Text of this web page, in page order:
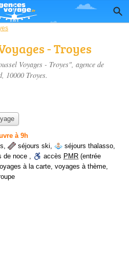
- Troyes
Voyages - Troyes", agence de
, 10000 Troyes.
à 9h
, séjours ski, séjours thalasso,
de noce , accès PMR (entrée
à la carte, voyages à thème,